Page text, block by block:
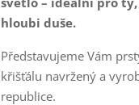
hloubi duše.
Představujeme Vám
křišťálu navržený a
republice.